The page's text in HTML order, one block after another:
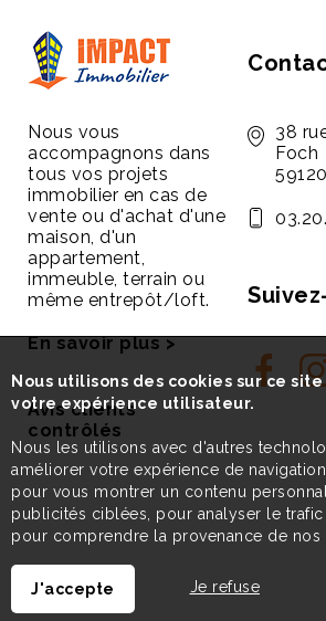
Nous vous
accompagnons dans
tous vos projets
immobilier en cas de
vente ou d'achat d'une
maison, d'un
appartement,
immeuble, terrain ou
même entrepôt/loft.
En savoir plus >
Avis clients
contrôlés
38
Foch
Nous utilisons des cookies sur ce
votre expérience utilisateur.
Nous les utilisons avec d'autres
améliorer votre expérience de
pour vous montrer un contenu
publicités ciblées, pour analyser le
pour comprendre la provenance de nos
J'accepte Je refuse